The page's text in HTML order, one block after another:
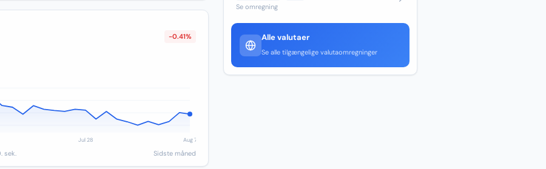
-0.41%
sek. Sidste måned
Se omregning
Alle valutaer
Se alle tilgængelige valutaomregninger